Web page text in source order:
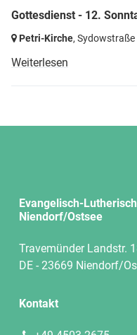
Gottesdienst - 12.
Petri-Kirche, Sydowstraße
Weiterlesen
Evangelisch-
Niendorf/Ostsee
Travemünder Landstr.
DE - 23669 Niendorf/
Kontakt